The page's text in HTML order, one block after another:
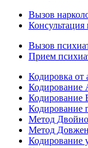
Вызов
Консультация
Вызов
Прием
Кодировка от
Кодирование
Кодирование
Кодирование
Метод
Метод
Кодирование